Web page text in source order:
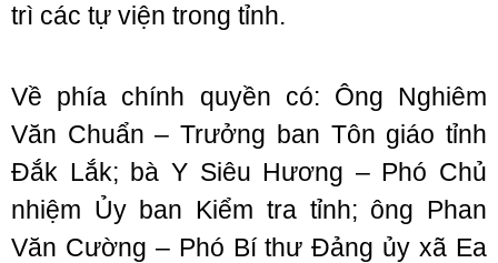
trì các tự viện trong tỉnh.
Về phía chính quyền có: Ông Nghiêm
Văn Chuẩn – Trưởng ban Tôn giáo tỉnh
Đắk Lắk; bà Y Siêu Hương – Phó Chủ
nhiệm Ủy ban Kiểm tra tỉnh; ông Phan
Văn Cường – Phó Bí thư Đảng ủy xã Ea